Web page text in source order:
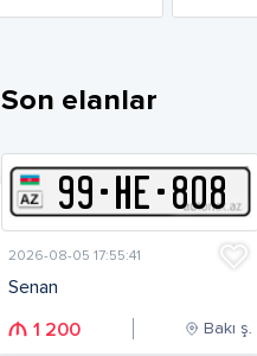
Son elanlar
99-HE-808
2026-08-05 17:55:41
Senan
1 200 Bakı ş.